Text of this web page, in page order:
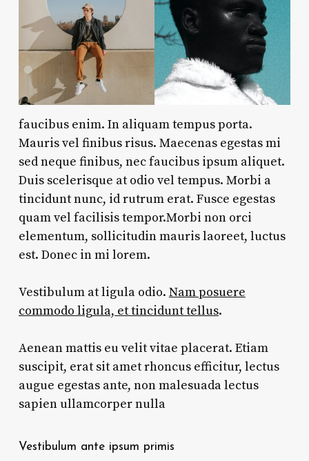
faucibus enim. In aliquam tempus porta.
Mauris vel finibus risus. Maecenas egestas mi
sed neque finibus, nec faucibus ipsum aliquet.
Duis scelerisque at odio vel tempus. Morbi a
tincidunt nunc, id rutrum erat. Fusce egestas
quam vel facilisis tempor.Morbi non orci
elementum, sollicitudin mauris laoreet, luctus
est. Donec in mi lorem.
Vestibulum at ligula odio. Nam posuere
commodo ligula, et tincidunt tellus.
Aenean mattis eu velit vitae placerat. Etiam
suscipit, erat sit amet rhoncus efficitur, lectus
augue egestas ante, non malesuada lectus
sapien ullamcorper nulla
Vestibulum ante ipsum primis